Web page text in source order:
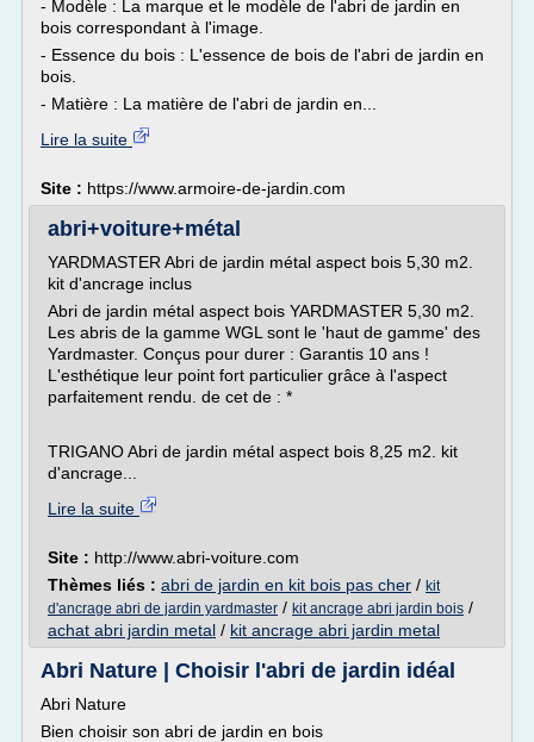
- Modèle : La marque et le modèle de l'abri de jardin en
bois correspondant à l'image.
- Essence du bois : L'essence de bois de l'abri de jardin en
bois.
- Matière : La matière de l'abri de jardin en...
Lire la suite
Site : https://www.armoire-de-jardin.com
abri+voiture+métal
YARDMASTER Abri de jardin métal aspect bois 5,30 m2.
kit d'ancrage inclus
Abri de jardin métal aspect bois YARDMASTER 5,30 m2.
Les abris de la gamme WGL sont le 'haut de gamme' des
Yardmaster. Conçus pour durer : Garantis 10 ans !
L'esthétique leur point fort particulier grâce à l'aspect
parfaitement rendu. de cet de : *
TRIGANO Abri de jardin métal aspect bois 8,25 m2. kit
d'ancrage...
Lire la suite
Site : http://www.abri-voiture.com
Thèmes liés : abri de jardin en kit bois pas cher / kit
d'ancrage abri de jardin yardmaster / kit ancrage abri jardin bois /
achat abri jardin metal / kit ancrage abri jardin metal
Abri Nature | Choisir l'abri de jardin idéal
Abri Nature
Bien choisir son abri de jardin en bois